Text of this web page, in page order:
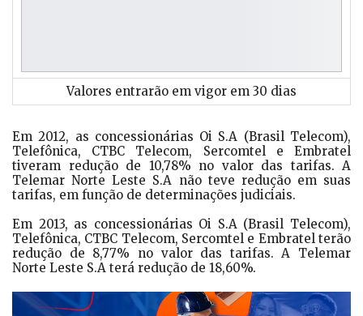
Valores entrarão em vigor em 30 dias
Em 2012, as concessionárias Oi S.A (Brasil Telecom),
Telefônica, CTBC Telecom, Sercomtel e Embratel
tiveram redução de 10,78% no valor das tarifas. A
Telemar Norte Leste S.A não teve redução em suas
tarifas, em função de determinações judiciais.
Em 2013, as concessionárias Oi S.A (Brasil Telecom),
Telefônica, CTBC Telecom, Sercomtel e Embratel terão
redução de 8,77% no valor das tarifas. A Telemar
Norte Leste S.A terá redução de 18,60%.